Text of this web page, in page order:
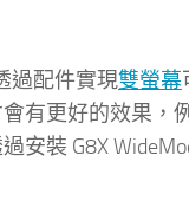
過配件實現雙螢幕
有更好的效果，
裝 G8X